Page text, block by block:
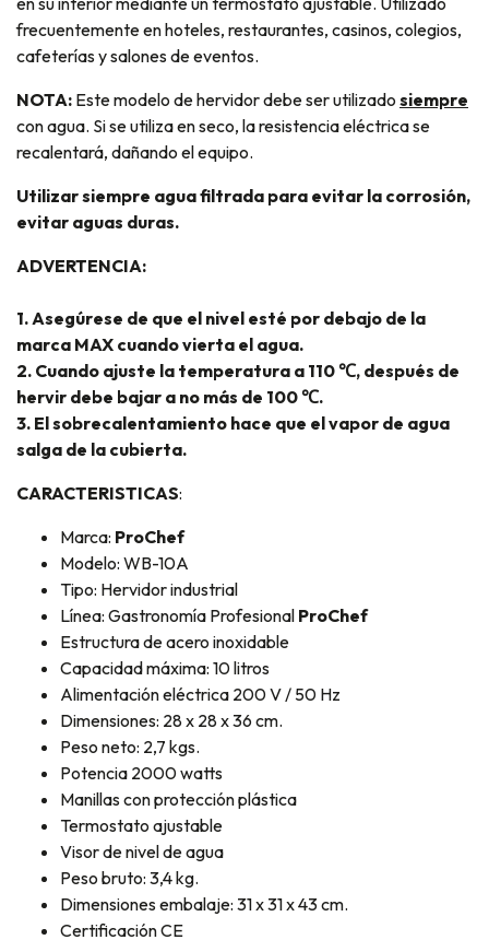
frecuentemente en hoteles, restaurantes, casinos, colegios,
cafeterías y salones de eventos.
NOTA: Este modelo de hervidor debe ser utilizado siempre
con agua. Si se utiliza en seco, la resistencia eléctrica se
recalentará, dañando el equipo.
Utilizar siempre agua filtrada para evitar la corrosión,
evitar aguas duras.
ADVERTENCIA:
1. Asegúrese de que el nivel esté por debajo de la
marca MAX cuando vierta el agua.
2. Cuando ajuste la temperatura a 110 ℃, después de
hervir debe bajar a no más de 100 ℃.
3. El sobrecalentamiento hace que el vapor de agua
salga de la cubierta.
CARACTERISTICAS:
Marca: ProChef
Modelo: WB-10A
Tipo: Hervidor industrial
Línea: Gastronomía Profesional ProChef
Estructura de acero inoxidable
Capacidad máxima: 10 litros
Alimentación eléctrica 200 V / 50 Hz
Dimensiones: 28 x 28 x 36 cm.
Peso neto: 2,7 kgs.
Potencia 2000 watts
Manillas con protección plástica
Termostato ajustable
Visor de nivel de agua
Peso bruto: 3,4 kg.
Dimensiones embalaje: 31 x 31 x 43 cm.
Certificación CE